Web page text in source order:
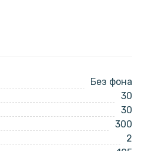
Без фона
30
30
300
2